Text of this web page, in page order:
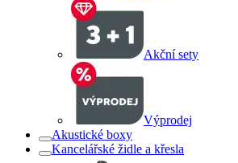
Akční sety
Výprodej
Akustické boxy
Kancelářské židle a křesla